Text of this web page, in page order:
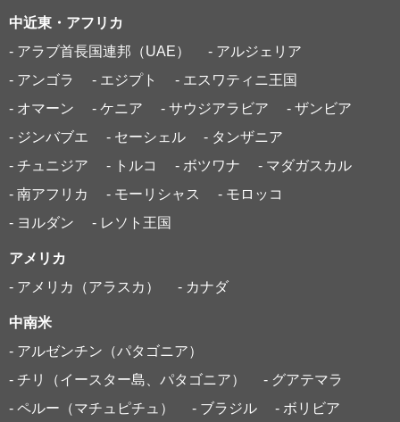
中近東・アフリカ
- アラブ首長国連邦（UAE）
- アルジェリア
- アンゴラ
- エジプト
- エスワティニ王国
- オマーン
- ケニア - サウジアラビア
- ザンビア
- ジンバブエ
- セーシェル
- タンザニア
- チュニジア
- トルコ - ボツワナ
- マダガスカル
- 南アフリカ
- モーリシャス
- モロッコ
- ヨルダン
- レソト王国
アメリカ
- アメリカ（アラスカ）
- カナダ
中南米
- アルゼンチン（パタゴニア）
- チリ（イースター島、パタゴニア）
- グアテマラ
- ペルー（マチュピチュ）
- ブラジル
- ボリビア